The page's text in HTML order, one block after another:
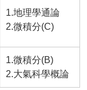
1.地理學通論
2.微積分(C)
1.微積分(B)
2.大氣科學概論